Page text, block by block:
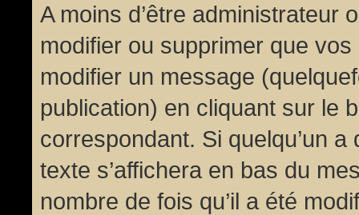
A moins d’être administrateur
modifier ou supprimer que
modifier un message
publication) en cliquant sur le
correspondant. Si quelqu’un
texte s’affichera en bas du
nombre de fois qu’il a été